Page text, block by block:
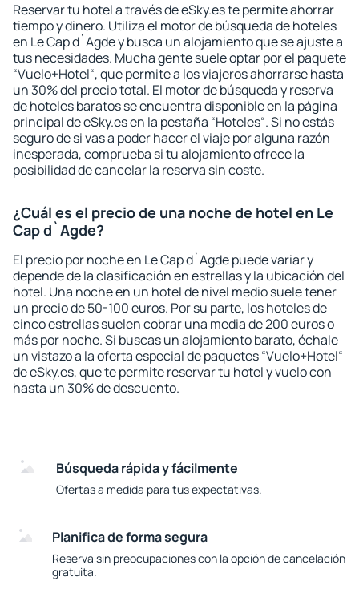
Reservar tu hotel a través de eSky.es te permite ahorrar
tiempo y dinero. Utiliza el motor de búsqueda de hoteles
en Le Cap d`Agde y busca un alojamiento que se ajuste a
tus necesidades. Mucha gente suele optar por el paquete
“Vuelo+Hotel“, que permite a los viajeros ahorrarse hasta
un 30% del precio total. El motor de búsqueda y reserva
de hoteles baratos se encuentra disponible en la página
principal de eSky.es en la pestaña “Hoteles“. Si no estás
seguro de si vas a poder hacer el viaje por alguna razón
inesperada, comprueba si tu alojamiento ofrece la
posibilidad de cancelar la reserva sin coste.
¿Cuál es el precio de una noche de hotel en Le
Cap d`Agde?
El precio por noche en Le Cap d`Agde puede variar y
depende de la clasificación en estrellas y la ubicación del
hotel. Una noche en un hotel de nivel medio suele tener
un precio de 50-100 euros. Por su parte, los hoteles de
cinco estrellas suelen cobrar una media de 200 euros o
más por noche. Si buscas un alojamiento barato, échale
un vistazo a la oferta especial de paquetes “Vuelo+Hotel“
de eSky.es, que te permite reservar tu hotel y vuelo con
hasta un 30% de descuento.
Búsqueda rápida y fácilmente
Ofertas a medida para tus expectativas.
Planifica de forma segura
Reserva sin preocupaciones con la opción de cancelación
gratuita.